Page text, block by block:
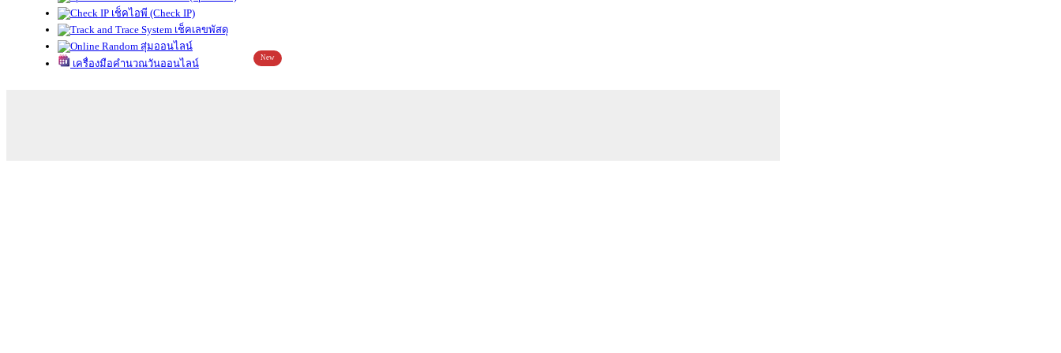
เช็คไอพี (Check IP)
เช็คเลขพัสดุ
สุ่มออนไลน์
เครื่องมือคำนวณวันออนไลน์
New